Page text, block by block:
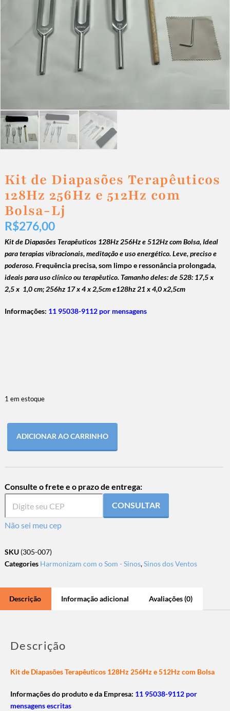
Kit de Diapasões Terapêuticos
128Hz 256Hz e 512Hz com
Bolsa-Lj
R$276,00
Kit de Diapasões Terapêuticos 128Hz 256Hz e 512Hz com Bolsa, Ideal
para terapias vibracionais, meditação e uso energético. Leve, preciso e
poderoso. Frequência precisa, som limpo e ressonância prolongada,
ideais para uso clínico ou terapêutico.Tamanho deles: de 528: 17,5 x
2,5 x 1,0 cm; 256hz 17 x 4 x 2,5cm e128hz 21 x 4,0 x2,5cm
Informações: 11 95038-9112 por mensagens
1 em estoque
ADICIONAR AO CARRINHO
Consulte o frete e o prazo de entrega:
CONSULTAR
Não sei meu cep
SKU (305-007)
Categories Harmonizam com o Som - Sinos,Sinos dos Ventos
Descrição Informação adicional Avaliações (0)
Descrição
Kit de Diapasões Terapêuticos 128Hz 256Hz e 512Hz com Bolsa
Informações do produto e da Empresa: 11 95038-9112 por
mensagens escritas